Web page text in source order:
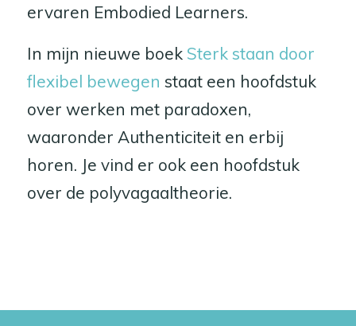
ervaren Embodied Learners.
In mijn nieuwe boek Sterk staan door
flexibel bewegen staat een hoofdstuk
over werken met paradoxen,
waaronder Authenticiteit en erbij
horen. Je vind er ook een hoofdstuk
over de polyvagaaltheorie.